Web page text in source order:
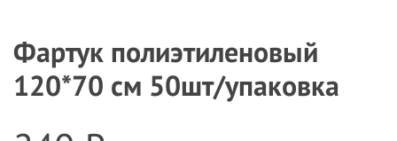
Фартук полиэтиленовый
120*70 см 50шт/упаковка